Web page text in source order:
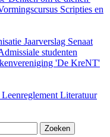
Scripties en
Jaarverslag Senaat
studenten
'De KreNT'
Leenreglement Literatuur
Zoeken